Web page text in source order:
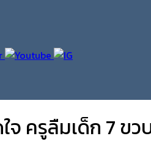
จ ครูลืมเด็ก 7 ข